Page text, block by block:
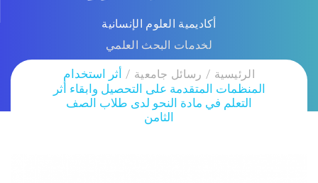
أكاديمية العلوم الإنسانية
لخدمات البحث العلمي
الرئيسية رسائل جامعية
أثر استخدام
المنظمات المتقدمة على التحصيل وابقاء أثر
التعلم في مادة النحو لدى طلاب الصف
الثامن